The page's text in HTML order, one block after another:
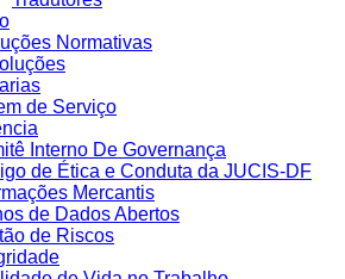
Normativas
de Serviço
Interno De Governança
de Ética e Conduta da JUCIS-DF
Mercantis
de Dados Abertos
de Riscos